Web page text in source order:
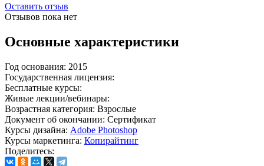
Оставить отзыв
Отзывов пока нет
Основные характеристики
Год основания: 2015
Государственная лицензия:
Бесплатные курсы:
Живые лекции/вебинары:
Возрастная категория: Взрослые
Документ об окончании: Сертификат
Курсы дизайна: Adobe Photoshop
Курсы маркетинга: Копирайтинг
Поделитесь: